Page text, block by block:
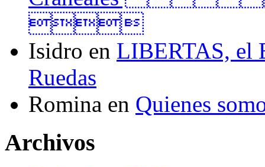

Isidro en LIBERTAS, el
Ruedas
Romina en Quienes
Archivos